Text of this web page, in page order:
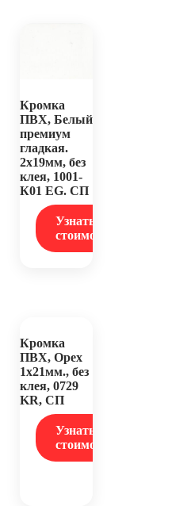
Кромка
ПВХ, Белый
премиум
гладкая.
2х19мм, без
клея, 1001-
К01 EG. СП
Узнать
стоимость
Кромка
ПВХ, Орех
1х21мм., без
клея, 0729
KR, СП
Узнать
стоимость